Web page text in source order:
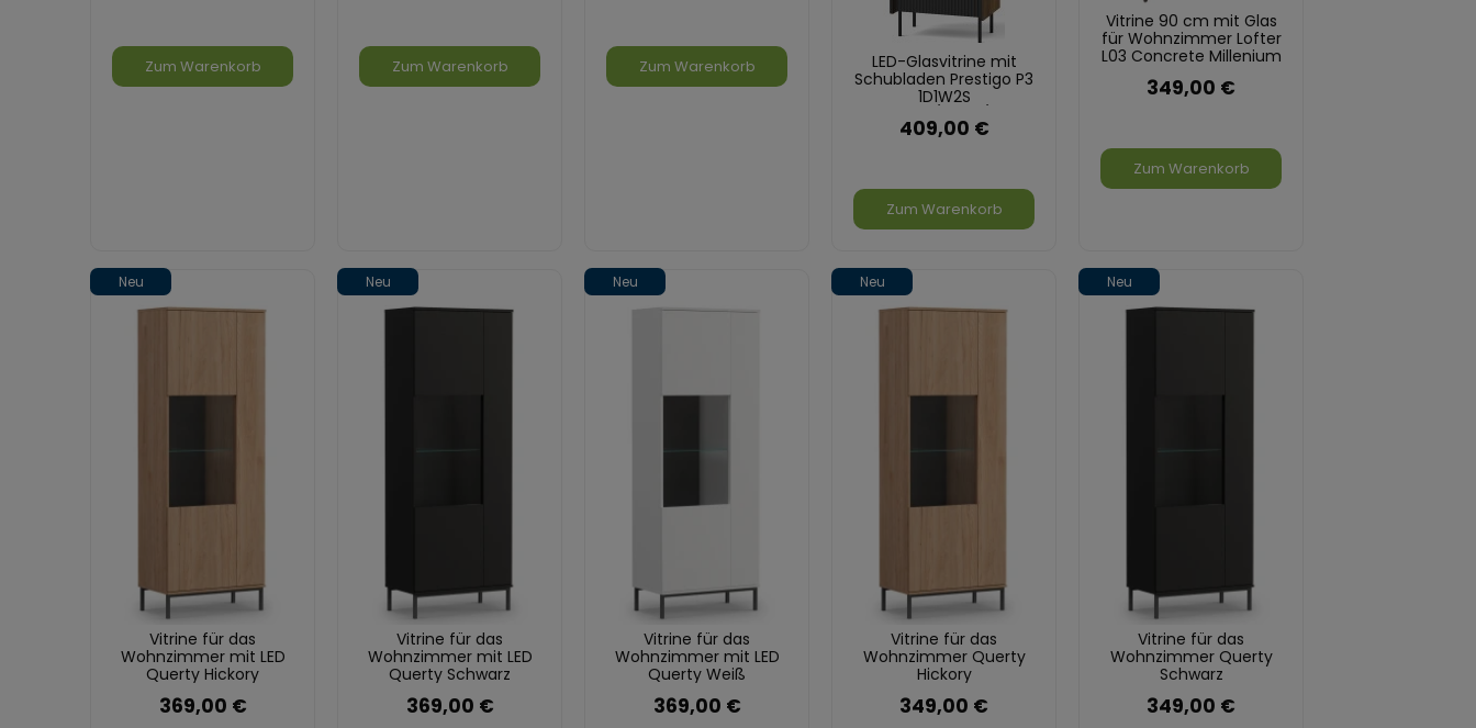
Zum Warenkorb Zum Warenkorb Zum Warenkorb
LED-Glasvitrine mit
Schubladen Prestigo P3
1D1W2S
Sebastian
409,00 €
Zum Warenkorb
Vitrine 90 cm mit Glas
für Wohnzimmer Lofter
L03 Concrete Millenium
Eiche Wotan
349,00 €
Zum Warenkorb
Vitrine für das
Wohnzimmer mit LED
Querty Hickory
369,00 €
Neu
Vitrine für das
Wohnzimmer mit LED
Querty Schwarz
369,00 €
Neu
Vitrine für das
Wohnzimmer mit LED
Querty Weiß
369,00 €
Neu
Vitrine für das
Wohnzimmer Querty
Hickory
349,00 €
Neu
Vitrine für das
Wohnzimmer Querty
Schwarz
349,00 €
Neu